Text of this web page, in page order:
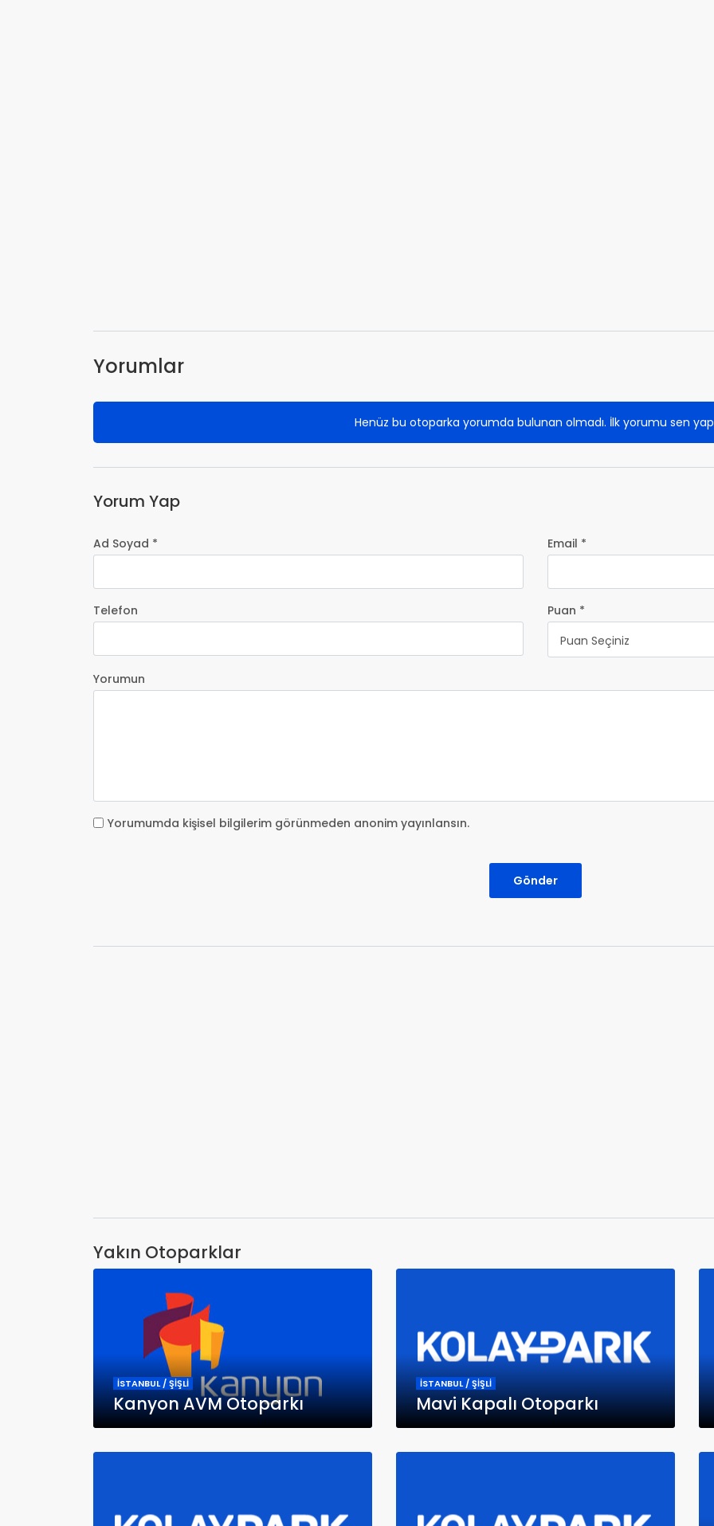
Yorumlar
Henüz bu otoparka yorumda bulunan olmadı. İlk yorumu sen
Yorum Yap
Ad Soyad * Email *
Telefon
Puan *
Puan Seçiniz
Yorumun
Yorumumda kişisel bilgilerim görünmeden anonim yayınlansın.
Gönder
Yakın Otoparklar
İSTANBUL / ŞİŞLİ
Kanyon AVM Otoparkı
İSTANBUL / ŞİŞLİ
Mavi Kapalı Otoparkı